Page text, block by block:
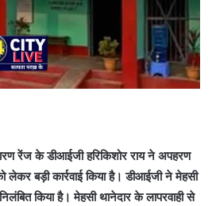
रेंज के डीआईजी हरिकिशोर राय ने अपहरण
लेकर बड़ी कार्रवाई किया है। डीआईजी ने मेहसी
किया है। मेहसी थानेदार के लापरवाही से